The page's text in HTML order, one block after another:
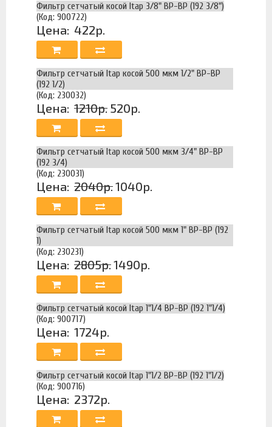
Фильтр сетчатый косой Itap 3/8" ВР-ВР (192 3/8")
(Код: 900722)
Цена: 422р.
Фильтр сетчатый Itap косой 500 мкм 1/2" ВР-ВР
(192 1/2)
(Код: 230032)
Цена: 1210р. 520р.
Фильтр сетчатый Itap косой 500 мкм 3/4" ВР-ВР
(192 3/4)
(Код: 230031)
Цена: 2040р.1040р.
Фильтр сетчатый Itap косой 500 мкм 1" ВР-ВР (192
1)
(Код: 230231)
Цена: 2805р.1490р.
Фильтр сетчатый косой Itap 1"1/4 ВР-ВР (192 1"1/4)
(Код: 900717)
Цена: 1724р.
Фильтр сетчатый косой Itap 1"1/2 ВР-ВР (192 1"1/2)
(Код: 900716)
Цена: 2372р.